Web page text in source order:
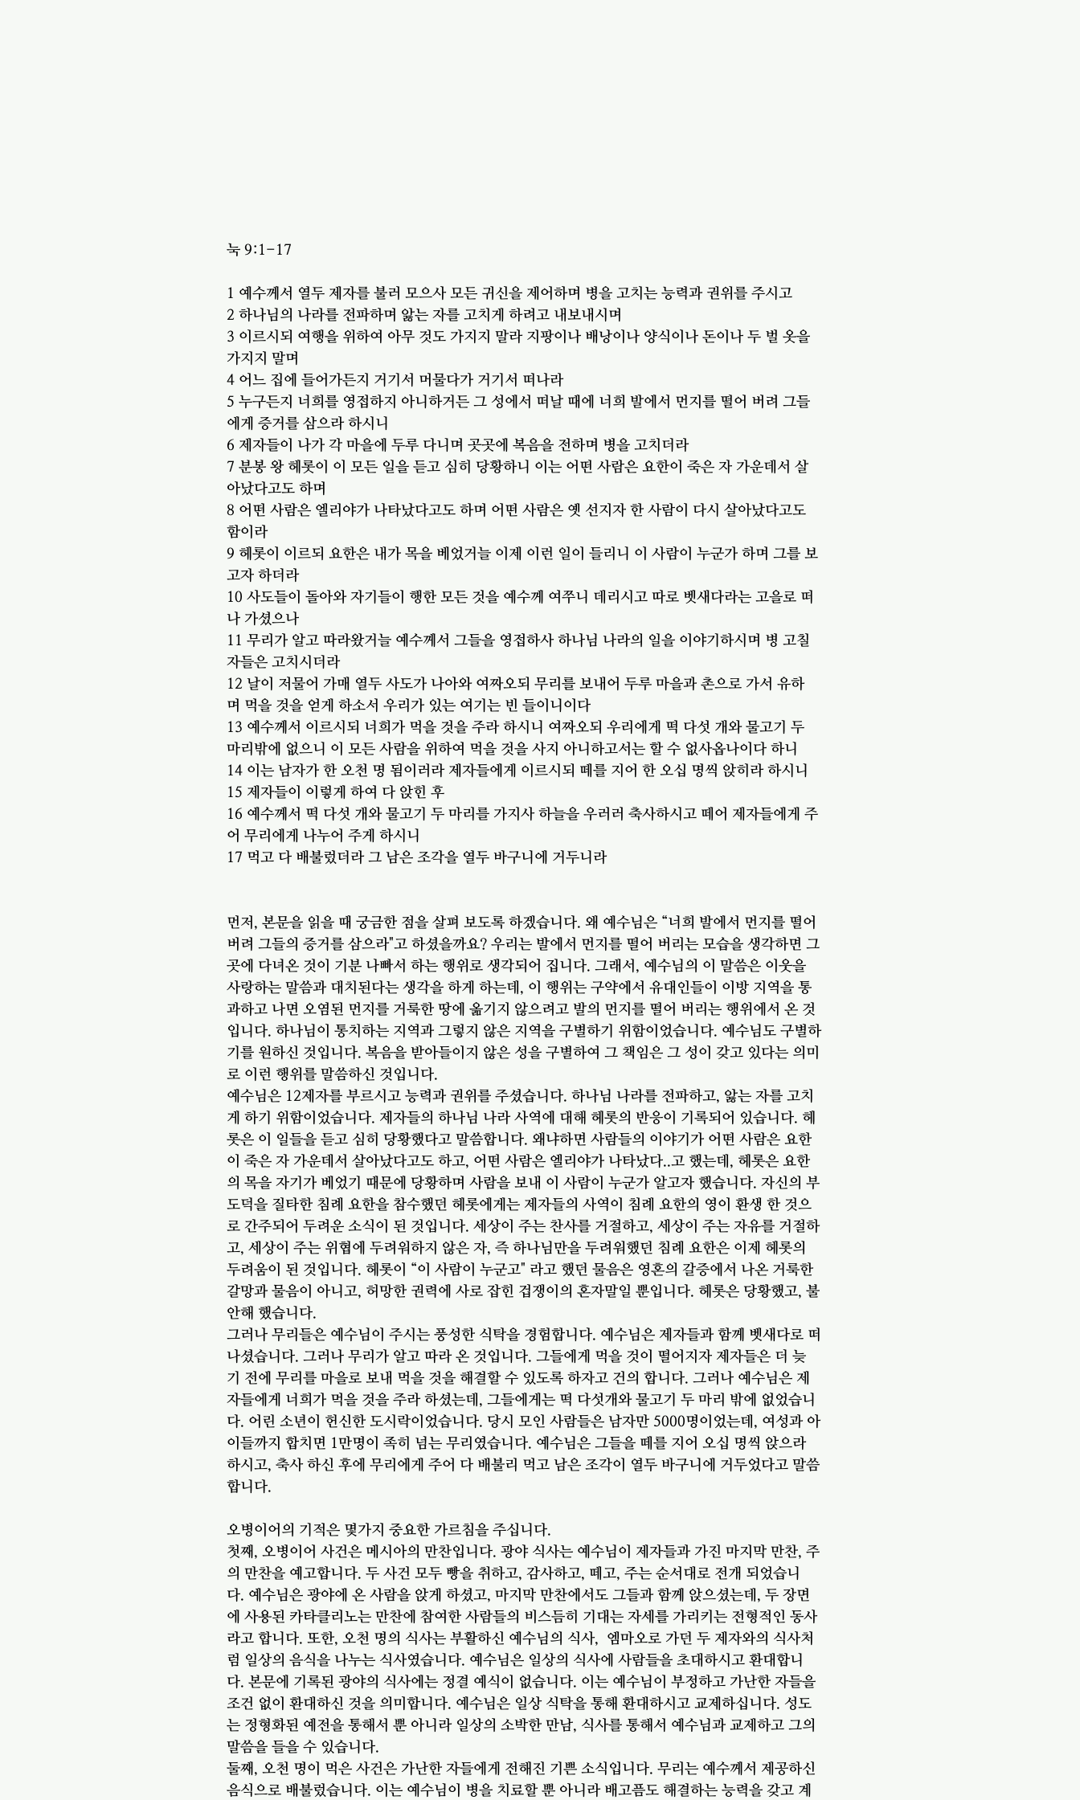
눅 9:1-17
1 예수께서 열두 제자를 불러 모으사 모든 귀신을 제어하며 병을 고치는 능력과 권위를 주시고
2 하나님의 나라를 전파하며 앓는 자를 고치게 하려고 내보내시며
3 이르시되 여행을 위하여 아무 것도 가지지 말라 지팡이나 배낭이나 양식이나 돈이나 두 벌 옷을
가지지 말며
4 어느 집에 들어가든지 거기서 머물다가 거기서 떠나라
5 누구든지 너희를 영접하지 아니하거든 그 성에서 떠날 때에 너희 발에서 먼지를 떨어 버려 그들
에게 증거를 삼으라 하시니
6 제자들이 나가 각 마을에 두루 다니며 곳곳에 복음을 전하며 병을 고치더라
7 분봉 왕 헤롯이 이 모든 일을 듣고 심히 당황하니 이는 어떤 사람은 요한이 죽은 자 가운데서 살
아났다고도 하며
8 어떤 사람은 엘리야가 나타났다고도 하며 어떤 사람은 옛 선지자 한 사람이 다시 살아났다고도
함이라
9 헤롯이 이르되 요한은 내가 목을 베었거늘 이제 이런 일이 들리니 이 사람이 누군가 하며 그를 보
고자 하더라
10 사도들이 돌아와 자기들이 행한 모든 것을 예수께 여쭈니 데리시고 따로 벳새다라는 고을로 떠
나 가셨으나
11 무리가 알고 따라왔거늘 예수께서 그들을 영접하사 하나님 나라의 일을 이야기하시며 병 고칠
자들은 고치시더라
12 날이 저물어 가매 열두 사도가 나아와 여짜오되 무리를 보내어 두루 마을과 촌으로 가서 유하
며 먹을 것을 얻게 하소서 우리가 있는 여기는 빈 들이니이다
13 예수께서 이르시되 너희가 먹을 것을 주라 하시니 여짜오되 우리에게 떡 다섯 개와 물고기 두
마리밖에 없으니 이 모든 사람을 위하여 먹을 것을 사지 아니하고서는 할 수 없사옵나이다 하니
14 이는 남자가 한 오천 명 됨이러라 제자들에게 이르시되 떼를 지어 한 오십 명씩 앉히라 하시니
15 제자들이 이렇게 하여 다 앉힌 후
16 예수께서 떡 다섯 개와 물고기 두 마리를 가지사 하늘을 우러러 축사하시고 떼어 제자들에게 주
어 무리에게 나누어 주게 하시니
17 먹고 다 배불렀더라 그 남은 조각을 열두 바구니에 거두니라
먼저, 본문을 읽을 때 궁금한 점을 살펴 보도록 하겠습니다. 왜 예수님은 “너희 발에서 먼지를 떨어
버려 그들의 증거를 삼으라"고 하셨을까요? 우리는 발에서 먼지를 떨어 버리는 모습을 생각하면 그
곳에 다녀온 것이 기분 나빠서 하는 행위로 생각되어 집니다. 그래서, 예수님의 이 말씀은 이웃을
사랑하는 말씀과 대치된다는 생각을 하게 하는데, 이 행위는 구약에서 유대인들이 이방 지역을 통
과하고 나면 오염된 먼지를 거룩한 땅에 옮기지 않으려고 발의 먼지를 떨어 버리는 행위에서 온 것
입니다. 하나님이 통치하는 지역과 그렇지 않은 지역을 구별하기 위함이었습니다. 예수님도 구별하
기를 원하신 것입니다. 복음을 받아들이지 않은 성을 구별하여 그 책임은 그 성이 갖고 있다는 의미
로 이런 행위를 말씀하신 것입니다.
예수님은 12제자를 부르시고 능력과 권위를 주셨습니다. 하나님 나라를 전파하고, 앓는 자를 고치
게 하기 위함이었습니다. 제자들의 하나님 나라 사역에 대해 헤롯의 반응이 기록되어 있습니다. 헤
롯은 이 일들을 듣고 심히 당황했다고 말씀합니다. 왜냐하면 사람들의 이야기가 어떤 사람은 요한
이 죽은 자 가운데서 살아났다고도 하고, 어떤 사람은 엘리야가 나타났다..고 했는데, 헤롯은 요한
의 목을 자기가 베었기 때문에 당황하며 사람을 보내 이 사람이 누군가 알고자 했습니다. 자신의 부
도덕을 질타한 침례 요한을 참수했던 헤롯에게는 제자들의 사역이 침례 요한의 영이 환생 한 것으
로 간주되어 두려운 소식이 된 것입니다. 세상이 주는 찬사를 거절하고, 세상이 주는 자유를 거절하
고, 세상이 주는 위협에 두려워하지 않은 자, 즉 하나님만을 두려워했던 침례 요한은 이제 헤롯의
두려움이 된 것입니다. 헤롯이 “이 사람이 누군고" 라고 했던 물음은 영혼의 갈증에서 나온 거룩한
갈망과 물음이 아니고, 허망한 권력에 사로 잡힌 겁쟁이의 혼자말일 뿐입니다. 헤롯은 당황했고, 불
안해 했습니다.
그러나 무리들은 예수님이 주시는 풍성한 식탁을 경험합니다. 예수님은 제자들과 함께 벳새다로 떠
나셨습니다. 그러나 무리가 알고 따라 온 것입니다. 그들에게 먹을 것이 떨어지자 제자들은 더 늦
기 전에 무리를 마을로 보내 먹을 것을 해결할 수 있도록 하자고 건의 합니다. 그러나 예수님은 제
자들에게 너희가 먹을 것을 주라 하셨는데, 그들에게는 떡 다섯개와 물고기 두 마리 밖에 없었습니
다. 어린 소년이 헌신한 도시락이었습니다. 당시 모인 사람들은 남자만 5000명이었는데, 여성과 아
이들까지 합치면 1만명이 족히 넘는 무리였습니다. 예수님은 그들을 떼를 지어 오십 명씩 앉으라
하시고, 축사 하신 후에 무리에게 주어 다 배불리 먹고 남은 조각이 열두 바구니에 거두었다고 말씀
합니다.
오병이어의 기적은 몇가지 중요한 가르침을 주십니다.
첫째, 오병이어 사건은 메시아의 만찬입니다. 광야 식사는 예수님이 제자들과 가진 마지막 만찬, 주
의 만찬을 예고합니다. 두 사건 모두 빵을 취하고, 감사하고, 떼고, 주는 순서대로 전개 되었습니
다. 예수님은 광야에 온 사람을 앉게 하셨고, 마지막 만찬에서도 그들과 함께 앉으셨는데, 두 장면
에 사용된 카타클리노는 만찬에 참여한 사람들의 비스듬히 기대는 자세를 가리키는 전형적인 동사
라고 합니다. 또한, 오천 명의 식사는 부활하신 예수님의 식사,  엠마오로 가던 두 제자와의 식사처
럼 일상의 음식을 나누는 식사였습니다. 예수님은 일상의 식사에 사람들을 초대하시고 환대합니
다. 본문에 기록된 광야의 식사에는 정결 예식이 없습니다. 이는 예수님이 부정하고 가난한 자들을
조건 없이 환대하신 것을 의미합니다. 예수님은 일상 식탁을 통해 환대하시고 교제하십니다. 성도
는 정형화된 예전을 통해서 뿐 아니라 일상의 소박한 만남, 식사를 통해서 예수님과 교제하고 그의
말씀을 들을 수 있습니다.
둘째, 오천 명이 먹은 사건은 가난한 자들에게 전해진 기쁜 소식입니다. 무리는 예수께서 제공하신
음식으로 배불렀습니다. 이는 예수님이 병을 치료할 뿐 아니라 배고픔도 해결하는 능력을 갖고 계